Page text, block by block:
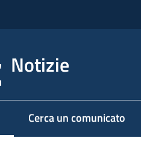
Notizie
Cerca un comunicato